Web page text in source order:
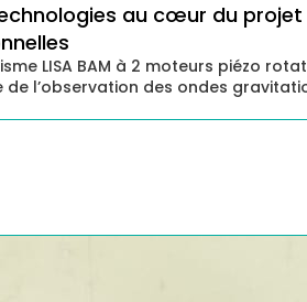
au cœur du
LISA BAM à 2 moteurs piézo
l’observation des ondes